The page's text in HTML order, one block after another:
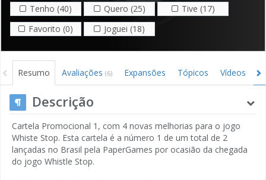
Tenho (40)
Quero (25)
Tive (17)
Favorito (0)
Joguei (18)
Resumo Avaliações (6) Expansões Tópicos Vídeos
Descrição
Cartela Promocional 1, com 4 novas melhorias para o jogo
Whiste Stop. Esta cartela é a número 1 de um total de 2
lançadas no Brasil pela PaperGames por ocasião da chegada
do jogo Whistle Stop.